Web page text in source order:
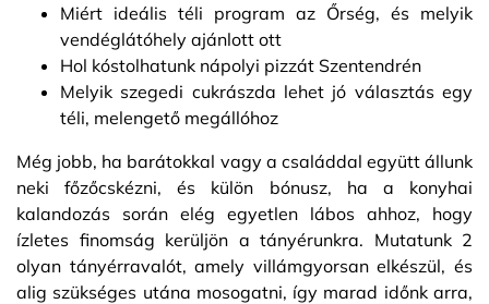
Miért ideális téli program az Őrség, és melyik
vendéglátóhely ajánlott ott
Hol kóstolhatunk nápolyi pizzát Szentendrén
Melyik szegedi cukrászda lehet jó választás egy
téli, melengető megállóhoz
Még jobb, ha barátokkal vagy a családdal együtt állunk
neki főzőcskézni, és külön bónusz, ha a konyhai
kalandozás során elég egyetlen lábos ahhoz, hogy
ízletes finomság kerüljön a tányérunkra. Mutatunk 2
olyan tányérravalót, amely villámgyorsan elkészül, és
alig szükséges utána mosogatni, így marad időnk arra,